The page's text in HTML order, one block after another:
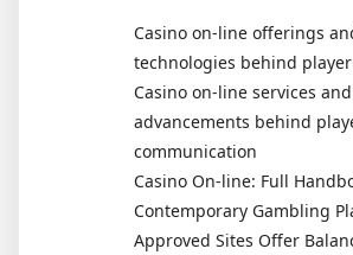
Casino on-line offerings
technologies behind
Casino on-line services
advancements behind
communication
Casino On-line: Full
Contemporary Gambling
Approved Sites Offer